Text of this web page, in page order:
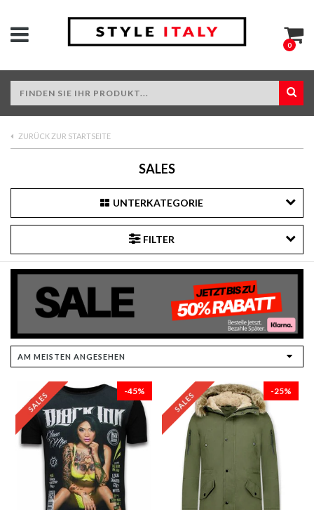
0
ZURÜCK ZUR STARTSEITE
SALES
UNTERKATEGORIE
FILTER
-45% -25%